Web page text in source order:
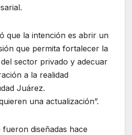
que la intención es abrir un
que permita fortalecer la
sector privado y adecuar
a la realidad
Juárez.
una actualización”.
fueron diseñadas hace